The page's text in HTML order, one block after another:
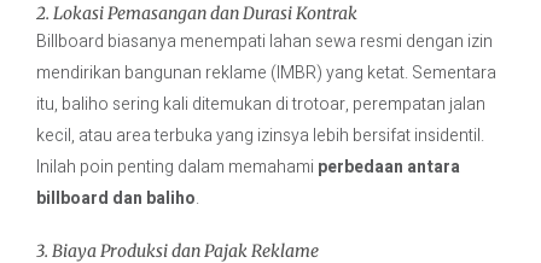
2. Lokasi Pemasangan dan Durasi Kontrak
Billboard biasanya menempati lahan sewa resmi dengan izin
mendirikan bangunan reklame (IMBR) yang ketat. Sementara
itu, baliho sering kali ditemukan di trotoar, perempatan jalan
kecil, atau area terbuka yang izinsya lebih bersifat insidentil.
Inilah poin penting dalam memahami perbedaan antara
billboard dan baliho.
3. Biaya Produksi dan Pajak Reklame